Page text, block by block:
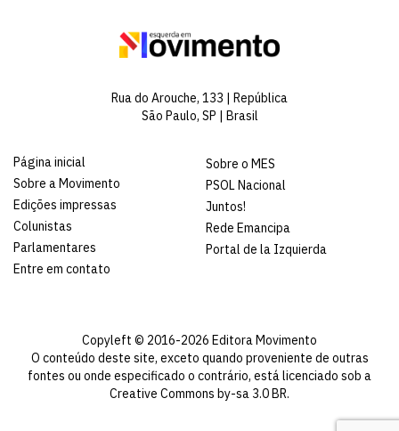
Rua do Arouche, 133 | República
São Paulo, SP | Brasil
Página inicial
Sobre a Movimento
Edições impressas
Colunistas
Parlamentares
Entre em contato
Sobre o MES
PSOL Nacional
Juntos!
Rede Emancipa
Portal de la Izquierda
Copyleft © 2016-2026 Editora Movimento
O conteúdo deste site, exceto quando proveniente de outras
fontes ou onde especificado o contrário, está licenciado sob a
Creative Commons by-sa 3.0 BR.